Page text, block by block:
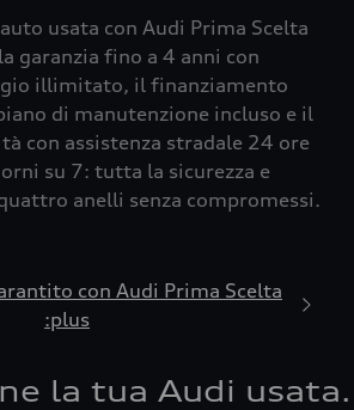
usata con Audi Prima Scelta
garanzia fino a 4 anni con
illimitato, il finanziamento
di manutenzione incluso e il
con assistenza stradale 24 ore
su 7: tutta la sicurezza e
anelli senza compromessi.
con Audi Prima Scelta
:plus
la tua Audi usata.